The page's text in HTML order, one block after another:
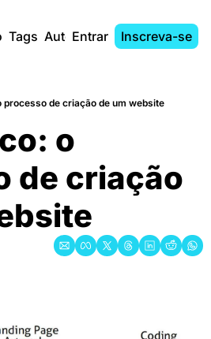
Tags AutoresEntrar Inscreva-se
de criação de um website
o
de criação